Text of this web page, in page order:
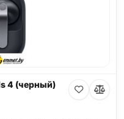
4 (черный)